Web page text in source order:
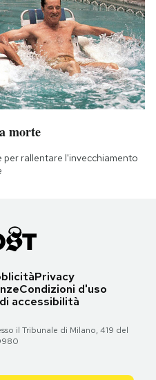
morte
per rallentare l'invecchiamento
Privacy
Condizioni d'uso
accessibilità
il Tribunale di Milano, 419 del